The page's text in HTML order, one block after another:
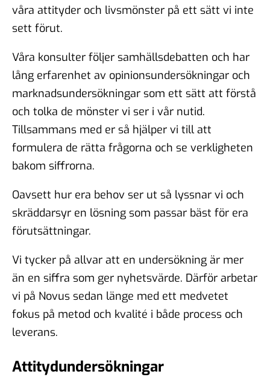
våra attityder och livsmönster på ett sätt vi inte
sett förut.
Våra konsulter följer samhällsdebatten och har
lång erfarenhet av opinionsundersökningar och
marknadsundersökningar som ett sätt att förstå
och tolka de mönster vi ser i vår nutid.
Tillsammans med er så hjälper vi till att
formulera de rätta frågorna och se verkligheten
bakom siffrorna.
Oavsett hur era behov ser ut så lyssnar vi och
skräddarsyr en lösning som passar bäst för era
förutsättningar.
Vi tycker på allvar att en undersökning är mer
än en siffra som ger nyhetsvärde. Därför arbetar
vi på Novus sedan länge med ett medvetet
fokus på metod och kvalité i både process och
leverans.
Attitydundersökningar